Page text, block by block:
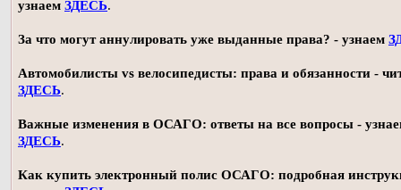
узнаем ЗДЕСЬ.
За что могут аннулировать уже выданные права? - узнаем
Автомобилисты vs велосипедисты: права и обязанности -
ЗДЕСЬ.
Важные изменения в ОСАГО: ответы на все вопросы -
ЗДЕСЬ.
Как купить электронный полис ОСАГО: подробная